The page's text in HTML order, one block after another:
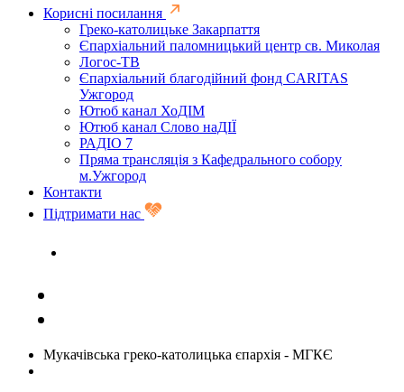
Корисні посилання
Греко-католицьке Закарпаття
Єпархіальний паломницький центр св. Миколая
Логос-ТВ
Єпархіальний благодійний фонд CARITAS
Ужгород
Ютюб канал ХоДІМ
Ютюб канал Слово наДІЇ
РАДІО 7
Пряма трансляція з Кафедрального собору
м.Ужгород
Контакти
Підтримати нас
Мукачівська греко-католицька єпархія - МГКЄ